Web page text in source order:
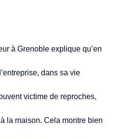
à Grenoble explique qu’en
dans sa vie
victime de reproches,
la maison. Cela montre bien